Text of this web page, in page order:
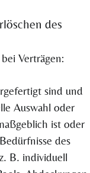
des
Verträgen:
sind und
Auswahl oder
ist oder
des
B. individuell